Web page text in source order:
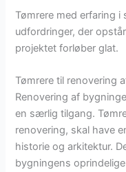
Tømrere med erfaring
udfordringer, der
projektet forløber glat.
Tømrere til renovering
Renovering af
en særlig tilgang.
renovering, skal have
historie og arkitektur.
bygningens